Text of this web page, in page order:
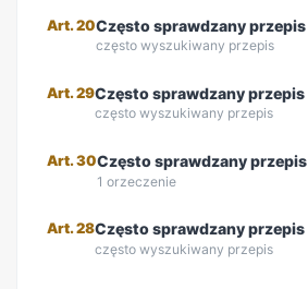
Art. 20Często sprawdzany przepis
często wyszukiwany przepis
Art. 29Często sprawdzany przepis
często wyszukiwany przepis
Art. 30Często sprawdzany przepis
1 orzeczenie
Art. 28Często sprawdzany przepis
często wyszukiwany przepis